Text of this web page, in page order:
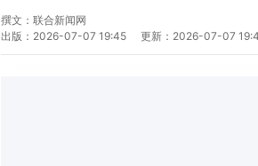
撰文： 联合新闻网
出版： 2026-07-07 19:45 更新： 2026-07-07